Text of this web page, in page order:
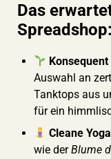
Das
Spreadshop:
Auswahl an
Tanktops aus
für ein
Cleane
wie derBlume